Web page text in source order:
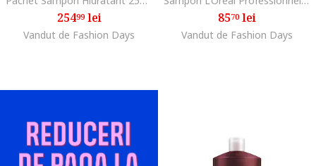
25499lei
Vandut de Fashion Days
8570lei
Vandut de Fashion Days